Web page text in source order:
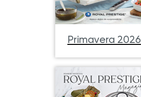
Primavera 2026